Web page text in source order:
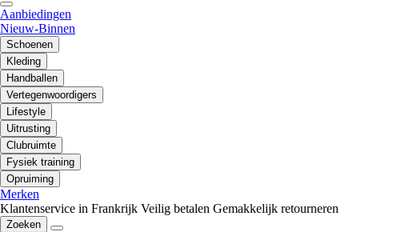
Aanbiedingen
Nieuw-Binnen
Schoenen
Kleding
Handballen
Vertegenwoordigers
Lifestyle
Uitrusting
Clubruimte
Fysiek training
Opruiming
Merken
Klantenservice in Frankrijk Veilig betalen Gemakkelijk retourneren
Zoeken